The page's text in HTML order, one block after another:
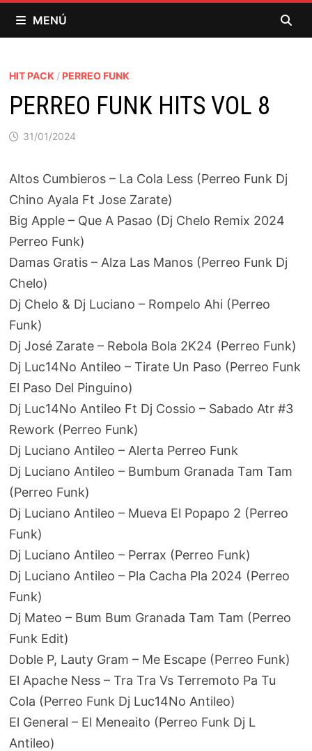
MENÚ
HIT PACK / PERREO FUNK
PERREO FUNK HITS VOL 8
31/01/2024
Altos Cumbieros – La Cola Less (Perreo Funk Dj
Chino Ayala Ft Jose Zarate)
Big Apple – Que A Pasao (Dj Chelo Remix 2024
Perreo Funk)
Damas Gratis – Alza Las Manos (Perreo Funk Dj
Chelo)
Dj Chelo & Dj Luciano – Rompelo Ahi (Perreo
Funk)
Dj José Zarate – Rebola Bola 2K24 (Perreo Funk)
Dj Luc14No Antileo – Tirate Un Paso (Perreo Funk
El Paso Del Pinguino)
Dj Luc14No Antileo Ft Dj Cossio – Sabado Atr #3
Rework (Perreo Funk)
Dj Luciano Antileo – Alerta Perreo Funk
Dj Luciano Antileo – Bumbum Granada Tam Tam
(Perreo Funk)
Dj Luciano Antileo – Mueva El Popapo 2 (Perreo
Funk)
Dj Luciano Antileo – Perrax (Perreo Funk)
Dj Luciano Antileo – Pla Cacha Pla 2024 (Perreo
Funk)
Dj Mateo – Bum Bum Granada Tam Tam (Perreo
Funk Edit)
Doble P, Lauty Gram – Me Escape (Perreo Funk)
El Apache Ness – Tra Tra Vs Terremoto Pa Tu
Cola (Perreo Funk Dj Luc14No Antileo)
El General – El Meneaito (Perreo Funk Dj L
Antileo)